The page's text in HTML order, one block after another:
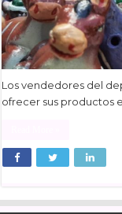
Los vendedores del
ofrecer sus productos